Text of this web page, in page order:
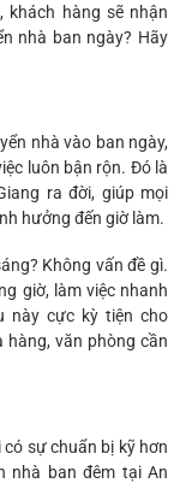
khách hàng sẽ nhận
nhà ban ngày? Hãy
nhà vào ban ngày,
luôn bận rộn. Đó là
ra đời, giúp mọi
hưởng đến giờ làm.
Không vấn đề gì.
giờ, làm việc nhanh
này cực kỳ tiện cho
văn phòng cần
sự chuẩn bị kỹ hơn
nhà ban đêm tại An